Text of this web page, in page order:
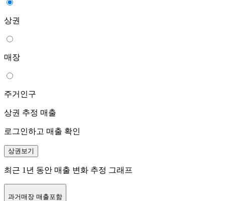
상권
매장
주거인구
상권 추정 매출
로그인하고 매출 확인
상권보기
최근 1년 동안 매출 변화 추정 그래프
과거매장 매출포함